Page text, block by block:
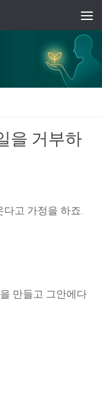
을 거부하
고 가정을 하죠.
만들고 그안에다